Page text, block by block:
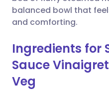
balanced bowl that
and comforting.
Ingredients for
Sauce
Veg